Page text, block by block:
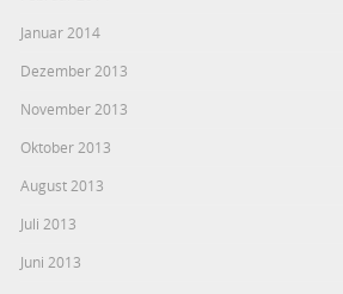
Januar 2014
Dezember 2013
November 2013
Oktober 2013
August 2013
Juli 2013
Juni 2013